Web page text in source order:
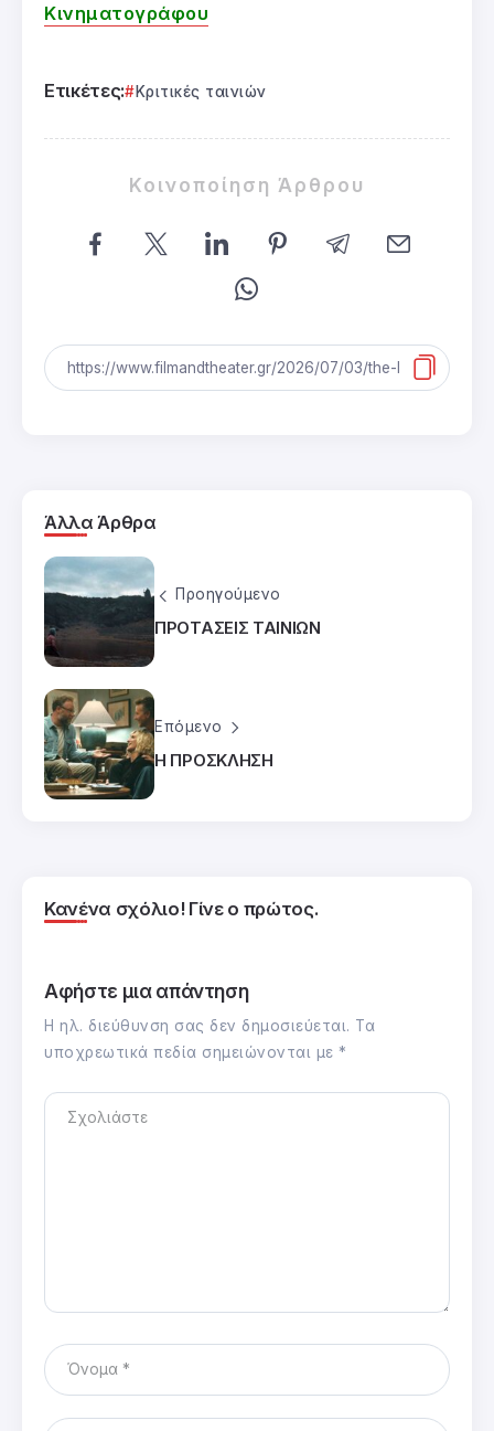
Κινηματογράφου
Ετικέτες: Κριτικές ταινιών
Κοινοποίηση Άρθρου
Άλλα Άρθρα
Προηγούμενο
ΠΡΟΤΑΣΕΙΣ ΤΑΙΝΙΩΝ
Επόμενο
Η ΠΡΟΣΚΛΗΣΗ
Κανένα σχόλιο! Γίνε ο πρώτος.
Αφήστε μια απάντηση
Η ηλ. διεύθυνση σας δεν δημοσιεύεται. Τα
υποχρεωτικά πεδία σημειώνονται με *